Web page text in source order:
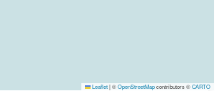
Leaflet |©OpenStreetMapcontributors ©CARTO